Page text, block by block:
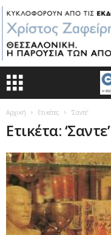
Αρχική Ετικέτες ‘Σαντε’
Ετικέτα: ‘Σαντε’